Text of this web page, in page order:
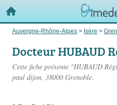
Auvergne-Rhône-Alpes > Isère >
Docteur HUBAUD
Cette fiche présente "HUBAUD
paul dijon, 38000 Grenoble.